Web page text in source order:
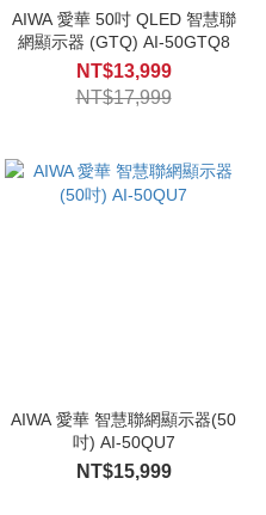
AIWA 愛華 50吋 QLED 智慧聯
網顯示器 (GTQ) AI-50GTQ8
NT$13,999
NT$17,999
AIWA 愛華 智慧聯網顯示器(50
吋) AI-50QU7
NT$15,999